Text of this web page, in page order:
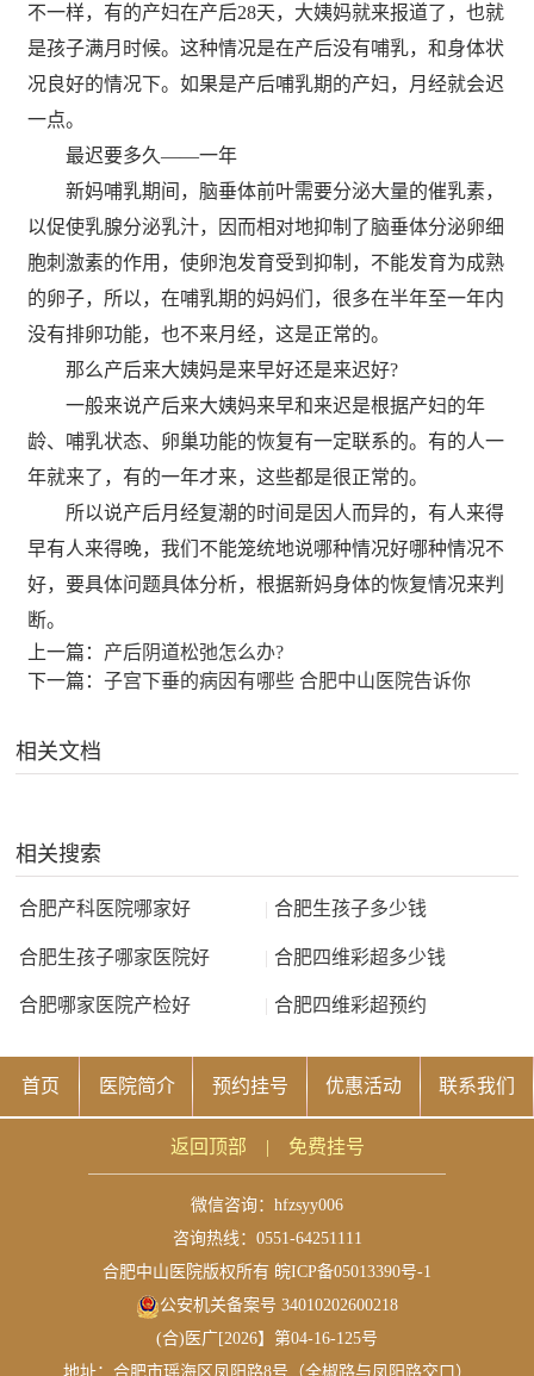
不一样，有的产妇在产后28天，大姨妈就来报道了，也就
是孩子满月时候。这种情况是在产后没有哺乳，和身体状
况良好的情况下。如果是产后哺乳期的产妇，月经就会迟
一点。
最迟要多久——一年
新妈哺乳期间，脑垂体前叶需要分泌大量的催乳素，
以促使乳腺分泌乳汁，因而相对地抑制了脑垂体分泌卵细
胞刺激素的作用，使卵泡发育受到抑制，不能发育为成熟
的卵子，所以，在哺乳期的妈妈们，很多在半年至一年内
没有排卵功能，也不来月经，这是正常的。
那么产后来大姨妈是来早好还是来迟好?
一般来说产后来大姨妈来早和来迟是根据产妇的年
龄、哺乳状态、卵巢功能的恢复有一定联系的。有的人一
年就来了，有的一年才来，这些都是很正常的。
所以说产后月经复潮的时间是因人而异的，有人来得
早有人来得晚，我们不能笼统地说哪种情况好哪种情况不
好，要具体问题具体分析，根据新妈身体的恢复情况来判
断。
上一篇： 产后阴道松弛怎么办?
下一篇：子宫下垂的病因有哪些 合肥中山医院告诉你
相关文档
相关搜索
合肥产科医院哪家好 | 合肥生孩子多少钱
合肥生孩子哪家医院好 | 合肥四维彩超多少钱
合肥哪家医院产检好 | 合肥四维彩超预约
首页 医院简介 预约挂号 优惠活动 联系我们
返回顶部 | 免费挂号
微信咨询： hfzsyy006
咨询热线：0551-64251111
合肥中山医院版权所有 皖ICP备05013390号-1
公安机关备案号 34010202600218
(合)医广[2026】第04-16-125号
地址：合肥市瑶海区凤阳路8号（全椒路与凤阳路交口）